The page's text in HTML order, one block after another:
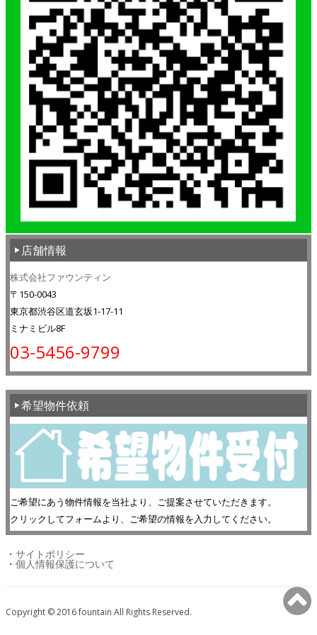
店舗情報
株式会社ファウンティン
〒150-0043
東京都渋谷区道玄坂1-17-11
ミナミビル8F
03-5456-9799
希望物件依頼
ご希望にあう物件情報を当社より、ご提案させていただきます。
クリックしてフォームより、ご希望の情報を入力してください。
・ サイトポリシー
・ 個人情報保護について
Copyright © 2016 fountain All Rights Reserved.